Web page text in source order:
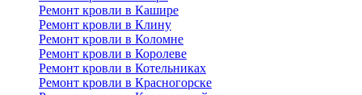
Ремонт кровли в Кашире
Ремонт кровли в Клину
Ремонт кровли в Коломне
Ремонт кровли в Королеве
Ремонт кровли в Котельниках
Ремонт кровли в Красногорске